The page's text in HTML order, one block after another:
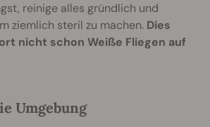
reinige alles gründlich und
ziemlich steril zu machen. Dies
nicht schon Weiße Fliegen auf
Umgebung